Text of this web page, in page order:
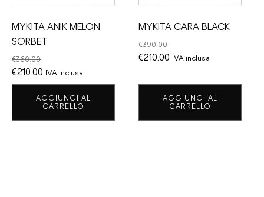
MYKITA ANIK MELON
SORBET
€360.00
Il
prezzo
originale
€210.00
prezzo
attuale
IVA inclusa
AGGIUNGI AL
CARRELLO
MYKITA CARA BLACK
€390.00
Il
originale
€210.00 Il
attuale
è:
IVA inclusa
AGGIUNGI AL
CARRELLO